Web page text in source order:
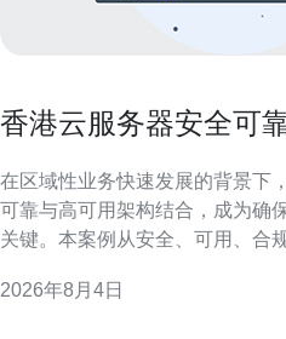
香港云服务器安全可
在区域性业务快速发展的背景下
可靠与高可用架构结合，成为确
关键。本案例从安全、可用、合
本地法规与延迟要求，达到稳健运营目标
2026年8月4日